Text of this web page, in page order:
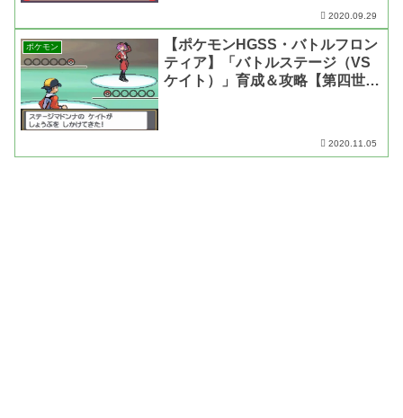
2020.09.29
ポケモン
【ポケモンHGSS・バトルフロン
ティア】「バトルステージ（VS
ケイト）」育成＆攻略【第四世
2020.11.05